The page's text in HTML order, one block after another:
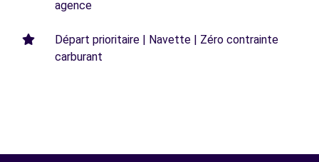
agence
Départ prioritaire | Navette | Zéro contrainte
carburant